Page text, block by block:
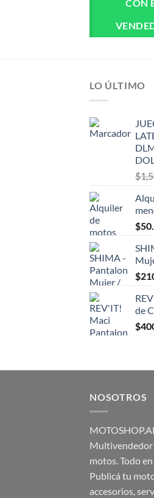
CON
LO ÚLTIMO
$
$
$
de
$
NOSOTROS
Multivendedor
motos. Todo
Publicá tu
accesorios,